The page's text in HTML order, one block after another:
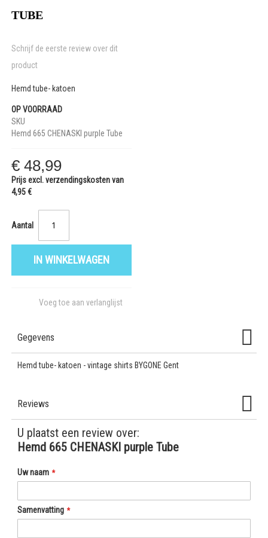
gallerij
TUBE
Schrijf de eerste review over dit
product
Hemd tube- katoen
OP VOORRAAD
SKU
Hemd 665 CHENASKI purple Tube
€ 48,99
Prijs excl. verzendingskosten van
4,95 €
Aantal
IN WINKELWAGEN
Voeg toe aan verlanglijst
Gegevens
Hemd tube- katoen - vintage shirts BYGONE Gent
Reviews
U plaatst een review over:
Hemd 665 CHENASKI purple Tube
Uw naam
Samenvatting